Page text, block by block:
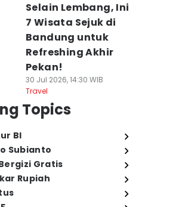
Selain Lembang, Ini
7 Wisata Sejuk di
Bandung untuk
Refreshing Akhir
Pekan!
30 Jul 2026, 14:30 WIB
Travel
Topics
BI
Subianto
Gratis
Rupiah